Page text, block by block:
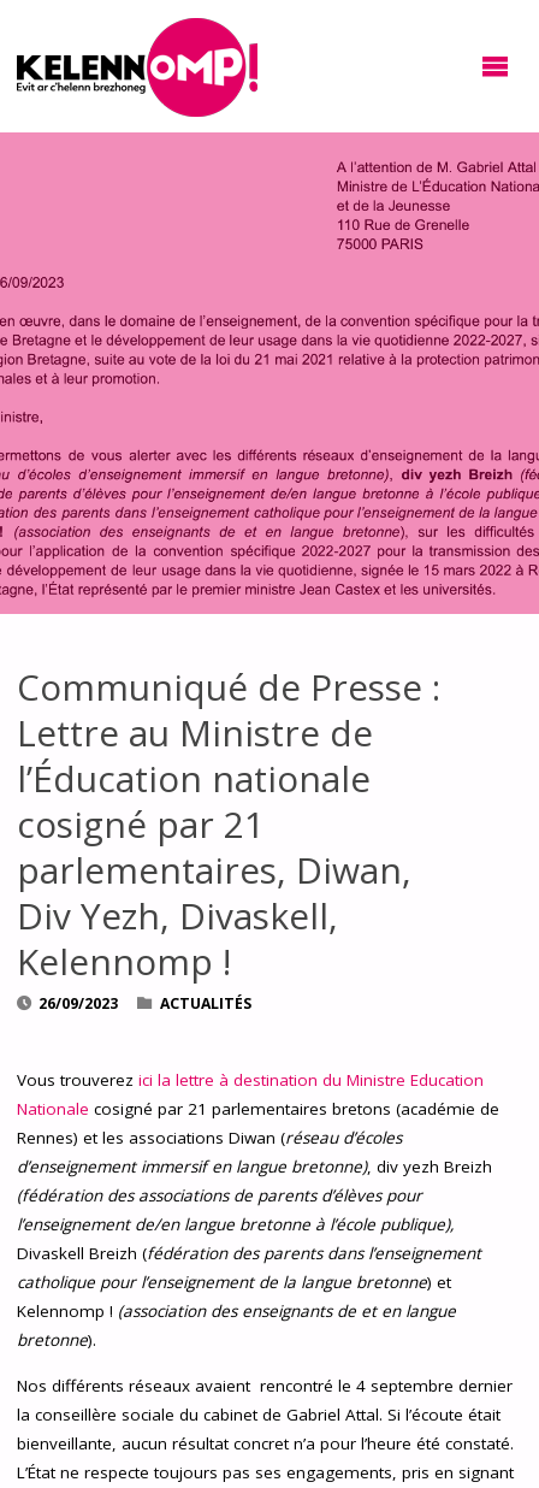
Communiqué de Presse :
Lettre au Ministre de
l’Éducation nationale
cosigné par 21
parlementaires, Diwan,
Div Yezh, Divaskell,
Kelennomp !
26/09/2023 ACTUALITÉS
Vous trouverez ici la lettre à destination du Ministre Education
Nationale cosigné par 21 parlementaires bretons (académie de
Rennes) et les associations Diwan (réseau d’écoles
d’enseignement immersif en langue bretonne), div yezh Breizh
(fédération des associations de parents d’élèves pour
l’enseignement de/en langue bretonne à l’école publique),
Divaskell Breizh (fédération des parents dans l’enseignement
catholique pour l’enseignement de la langue bretonne) et
Kelennomp ! (association des enseignants de et en langue
bretonne).
Nos différents réseaux avaient rencontré le 4 septembre dernier
la conseillère sociale du cabinet de Gabriel Attal. Si l’écoute était
bienveillante, aucun résultat concret n’a pour l’heure été constaté.
L’État ne respecte toujours pas ses engagements, pris en signant